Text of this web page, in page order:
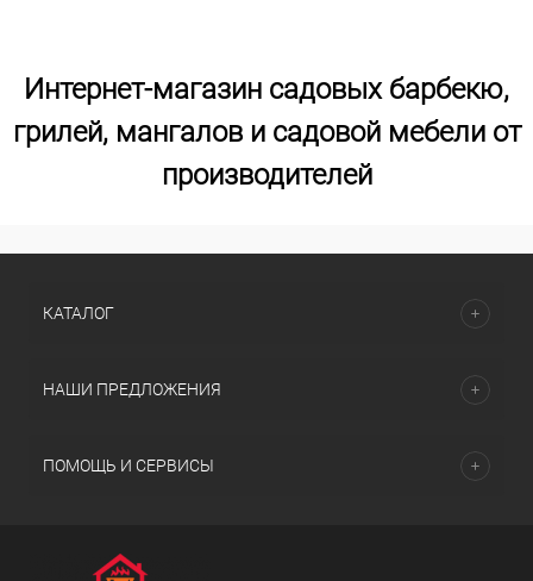
Интернет-магазин садовых барбекю,
грилей, мангалов и садовой мебели от
производителей
КАТАЛОГ
НАШИ ПРЕДЛОЖЕНИЯ
ПОМОЩЬ И СЕРВИСЫ